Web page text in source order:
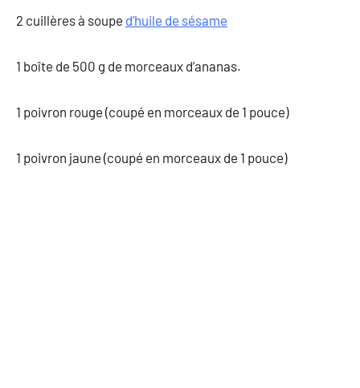
2 cuillères à soupe d’huile de sésame
1 boîte de 500 g de morceaux d’ananas.
1 poivron rouge (coupé en morceaux de 1 pouce)
1 poivron jaune (coupé en morceaux de 1 pouce)